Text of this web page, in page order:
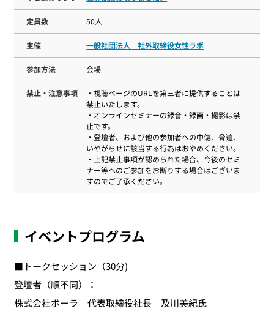
定員数 50人
主催 一般社団法人 社外取締役女性ラボ
参加方法 会場
禁止・注意事項
・視聴ページのURLを第三者に提供することは
禁止いたします。
・オンラインセミナーの録音・録画・撮影は禁
止です。
・登壇者、および他の参加者への中傷、脅迫、
いやがらせに該当する行為はおやめください。
・上記禁止事項が認められた場合、今後のセミ
ナー等へのご参加をお断りする場合はございま
すのでご了承ください。
イベントプログラム
■トークセッション（30分)
登壇者（順不同）：
株式会社ポーラ 代表取締役社長 及川美紀氏